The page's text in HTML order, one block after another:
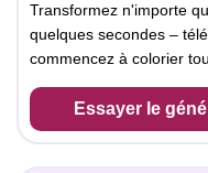
Transformez n'importe
quelques secondes –
commencez à colorier
Essayer le